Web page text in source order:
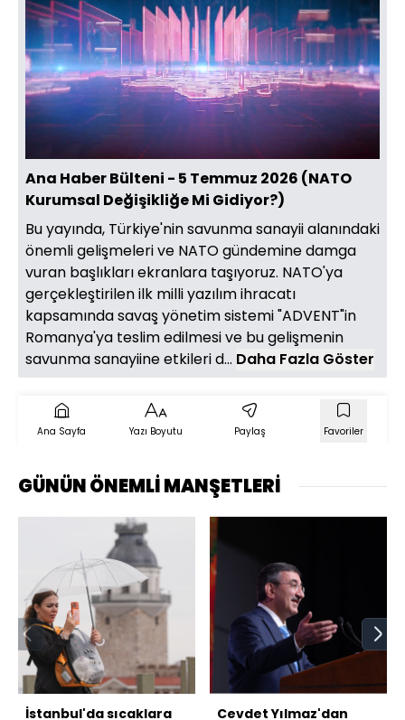
Sesi
Aç
Yüklendi
0.14%
Hızı
Ana Haber Bülteni - 5 Temmuz 2026 (NATO
Kurumsal Değişikliğe Mi Gidiyor?)
Bu yayında, Türkiye'nin savunma sanayii alanındaki
önemli gelişmeleri ve NATO gündemine damga
vuran başlıkları ekranlara taşıyoruz. NATO'ya
gerçekleştirilen ilk milli yazılım ihracatı
kapsamında savaş yönetim sistemi "ADVENT"in
Romanya'ya teslim edilmesi ve bu gelişmenin
savunma sanayiine etkileri d... Daha Fazla Göster
Ana Sayfa Yazı Boyutu Paylaş Favoriler
GÜNÜN ÖNEMLİ MANŞETLERİ
İstanbul'da sıcaklara
Cevdet Yılmaz'dan